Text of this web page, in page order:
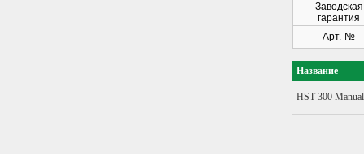
Заводская
гарантия
Арт.-№
Название
HST 300